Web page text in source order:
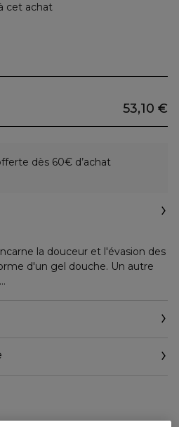
cet achat
53,10 €
dès 60€ d’achat
la douceur et l'évasion des
d'un gel douche. Un autre
de Monsieur Li juxtapose en un
sambac délicat, un kumquat